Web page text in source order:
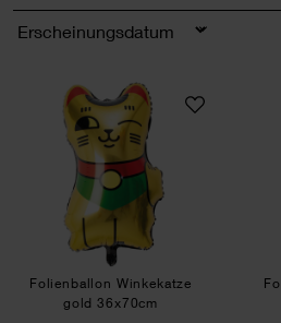
Sortierung
Folienballon
Folienballon Winkekatze
gold 36x70cm